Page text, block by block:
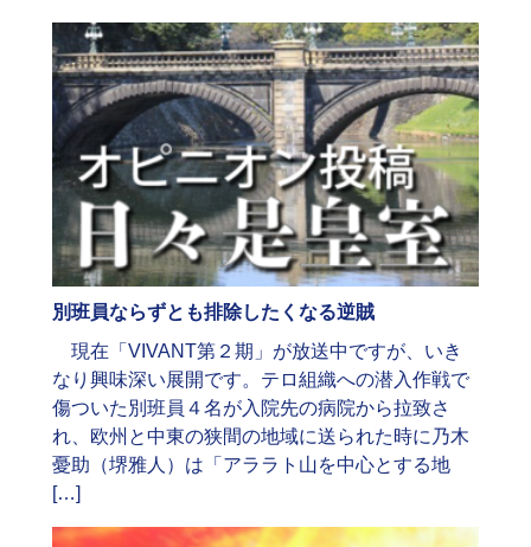
別班員ならずとも排除したくなる逆賊
現在「VIVANT第２期」が放送中ですが、いき
なり興味深い展開です。テロ組織への潜入作戦で
傷ついた別班員４名が入院先の病院から拉致さ
れ、欧州と中東の狭間の地域に送られた時に乃木
憂助（堺雅人）は「アララト山を中心とする地
[…]